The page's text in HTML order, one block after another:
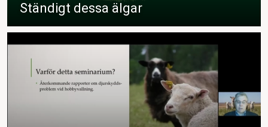
Ständigt dessa älgar